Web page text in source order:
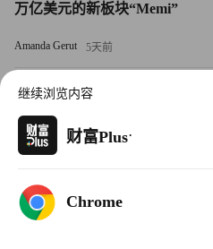
乐罗伊已经担任首席执行官职
家比利时电信公司的成本支出
26%）。她的目标是：到2018
2016年，该公司还推出了一个
未来五年，该公司的14,000名
增长了10.5%和6.6.%，但其语
1.8%。随着降低漫游费的欧盟
万亿美元的新板块“Memi”
Amanda Gerut 5天前
商业
中国大陆唯一新入榜企业，奇瑞
入《财富》世界500强！
商业
继续浏览内容
财富Plus·
Chrome